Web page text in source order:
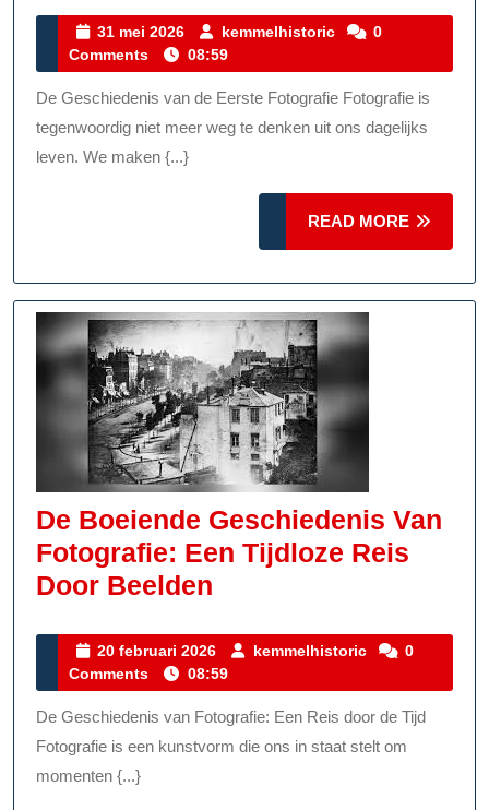
Van
De
Eerste
Fotografie:
Een
Historische
Ontdekking
31 mei 2026
31
mei
2026
kemmelhistoric kemmelhistoric
0
Comments
08:59
De Geschiedenis van de Eerste Fotografie Fotografie is
tegenwoordig niet meer weg te denken uit ons dagelijks
leven. We maken {...}
READ MORE
MORE
De Boeiende Geschiedenis Van
Fotografie: Een Tijdloze Reis
Door Beelden
Geschiedenis
Van
Fotografie:
Een
20 februari 2026
20
februari
2026
kemmelhistoric kemmelhistoric
0
Comments
08:59
De Geschiedenis van Fotografie: Een Reis door de Tijd
Fotografie is een kunstvorm die ons in staat stelt om
momenten {...}